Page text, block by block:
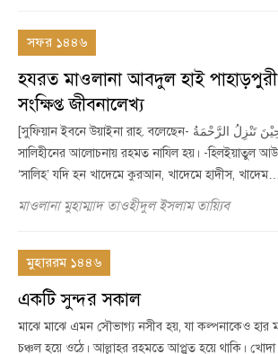
সফর ১৪৪৬
হযরত মাওলানা আবদুল হাই
সংক্ষিপ্ত জীবনালেখ্য
[সুফিয়ান ইবনে উয়াইনা রাহ. বলেছেন- عِنْدَ ذِكْرِ الصَّالِحِيْنَ تَنْزِلُ الرَّحْمَةُ
সালিহীনের আলোচনায় রহমত নাযিল হয়। -হিলইয়াতুল
‘সালিহ’ যদি হন খাদেমে কুরআন, খাদেমে হাদীস, খাদেম…
মাওলানা মুহাম্মাদ তাওহীদুল ইসলাম তায়্যিব
মুহাররম ১৪৪৬
একটি সুন্দর সকাল
মাঝে মাঝে এমন সৌভাগ্য নসীব হয়, যা কল্পনাকেও হার
চঞ্চল হয়ে ওঠে। আল্লাহর রহমতে আপ্লুত হয়ে থাকি।